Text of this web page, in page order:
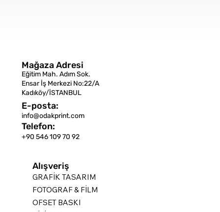
Alışveriş
GRAFİK TASARIM
FOTOGRAF & FİLM
OFSET BASKI
Mağaza Adresi
Eğitim Mah. Adım Sok.
Ensar İş Merkezi No:22/A
Kadıköy/İSTANBUL
E-posta:
info@odakprint.com
Telefon:
+90 546 109 70 92